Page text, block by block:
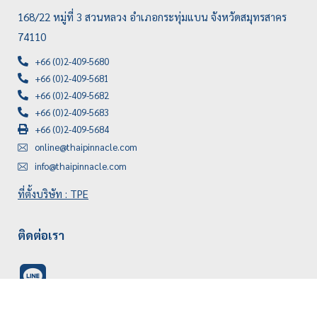
168/22 หมู่ที่ 3 สวนหลวง อำเภอกระทุ่มแบน จังหวัดสมุทรสาคร
74110
+66 (0)2-409-5680
+66 (0)2-409-5681
+66 (0)2-409-5682
+66 (0)2-409-5683
+66 (0)2-409-5684
online@thaipinnacle.com
info@thaipinnacle.com
ที่ตั้งบริษัท : TPE
ติดต่อเรา